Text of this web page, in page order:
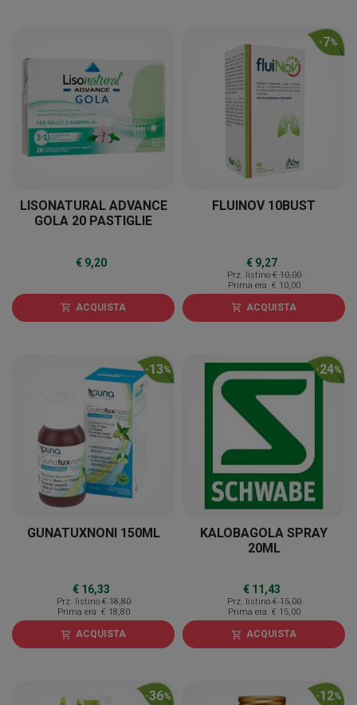
LISONATURAL ADVANCE
GOLA 20 PASTIGLIE
€ 9,20
shopping_cart ACQUISTA
-7%
FLUINOV 10BUST
€ 9,27
Prz. listino € 10,00
Prima era € 10,00
shopping_cart ACQUISTA
-13%
GUNATUXNONI 150ML
€ 16,33
Prz. listino € 18,80
Prima era € 18,80
shopping_cart ACQUISTA
-24%
KALOBAGOLA SPRAY
20ML
€ 11,43
Prz. listino € 15,00
Prima era € 15,00
shopping_cart ACQUISTA
-36% -12%